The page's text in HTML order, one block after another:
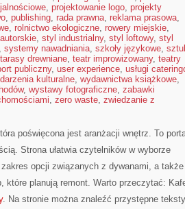
, projektowanie logo, projekty
, publishing, rada prawna, reklama prasowa,
, rolnictwo ekologiczne, rowery miejskie,
, styl industrialny, styl loftowy, styl
, systemy nawadniania, szkoły językowe,
tarasy drewniane, teatr improwizowany, teatry
publiczny, user experience, usługi
kulturalne, wydawnictwa książkowe,
, wystawy fotograficzne, zabawki
, zero waste, zwiedzanie z
poświęcona jest aranżacji wnętrz. To
Strona ułatwia czytelników w wyborze
opcji związanych z dywanami, a
które planują remont. Warto przeczytać:
. Na stronie można znaleźć przystępne